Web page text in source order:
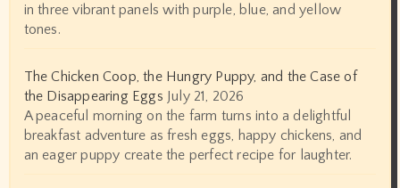
in three vibrant panels with purple, blue, and yellow
tones.
The Chicken Coop, the Hungry Puppy, and the Case of
the Disappearing Eggs July 21, 2026
A peaceful morning on the farm turns into a delightful
breakfast adventure as fresh eggs, happy chickens, and
an eager puppy create the perfect recipe for laughter.